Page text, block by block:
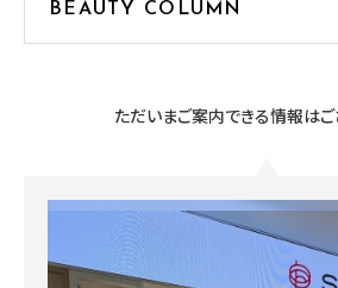
ただいまご案内できる情報はご